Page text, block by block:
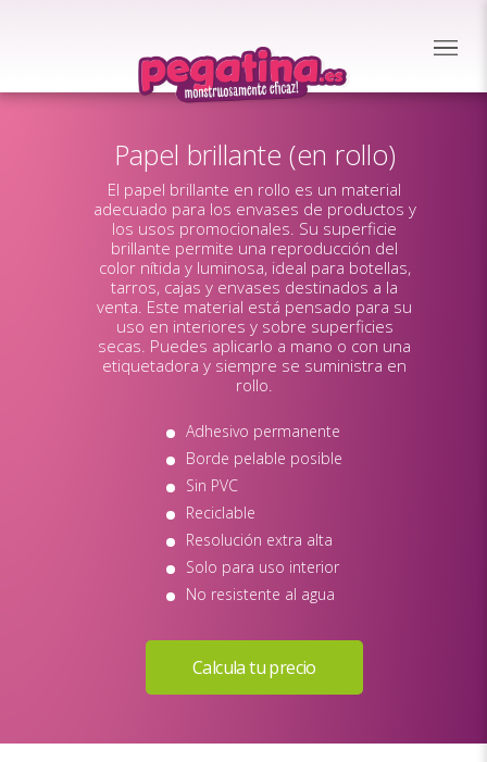
Papel brillante (en rollo)
El papel brillante en rollo es un material
adecuado para los envases de productos y
los usos promocionales. Su superficie
brillante permite una reproducción del
color nítida y luminosa, ideal para botellas,
tarros, cajas y envases destinados a la
venta. Este material está pensado para su
uso en interiores y sobre superficies
secas. Puedes aplicarlo a mano o con una
etiquetadora y siempre se suministra en
rollo.
Adhesivo permanente
Borde pelable posible
Sin PVC
Reciclable
Resolución extra alta
Solo para uso interior
No resistente al agua